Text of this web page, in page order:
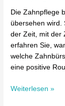
Die Zahnpflege
übersehen wird.
der Zeit, mit der
erfahren Sie,
welche
eine positive
Weiterlesen »